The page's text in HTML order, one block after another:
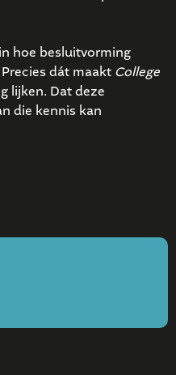
hoe besluitvorming
dát maakt College
lijken. Dat deze
die kennis kan